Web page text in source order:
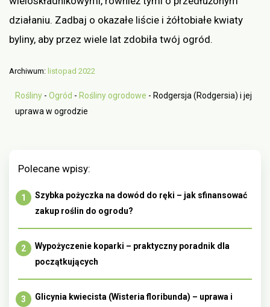
działaniu. Zadbaj o okazałe liście i żółtobiałe kwiaty
byliny, aby przez wiele lat zdobiła twój ogród.
Archiwum: listopad 2022
Rośliny - Ogród - Rośliny ogrodowe - Rodgersja (Rodgersia) i jej
uprawa w ogrodzie
Polecane wpisy:
Szybka pożyczka na dowód do ręki – jak sfinansować
zakup roślin do ogrodu?
Wypożyczenie koparki – praktyczny poradnik dla
początkujących
Glicynia kwiecista (Wisteria floribunda) – uprawa i